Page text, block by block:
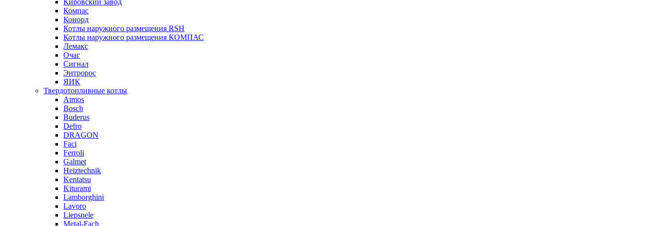
Кировский завод
Компас
Конорд
Котлы наружного размещения RSH
Котлы наружного размещения КОМПАС
Лемакс
Очаг
Сигнал
Энтророс
ЯИК
Твердотопливные котлы
Atmos
Bosch
Buderus
Defro
DRAGON
Faci
Ferroli
Galmet
Heiztechnik
Kentatsu
Kiturami
Lamborghini
Lavoro
Liepsnele
Metal-Fach